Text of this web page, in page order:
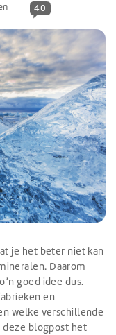
40
je het beter niet kan
Daarom
goed idee dus.
en
welke verschillende
deze blogpost het